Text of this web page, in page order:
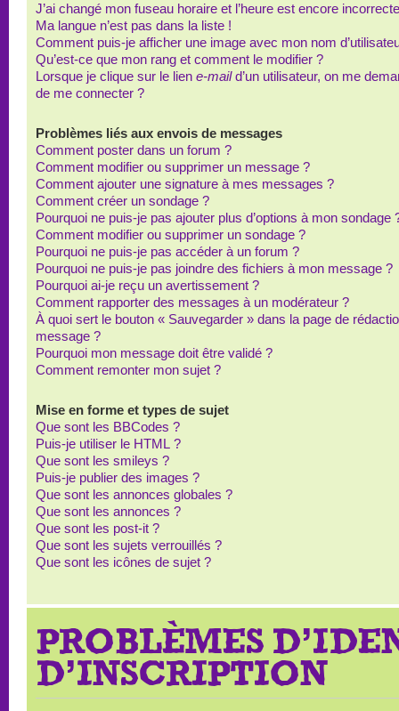
J’ai changé mon fuseau horaire et l’heure est encore
Ma langue n’est pas dans la liste !
Comment puis-je afficher une image avec mon nom
Qu’est-ce que mon rang et comment le modifier ?
Lorsque je clique sur le lien e-maild’un utilisateur, on me
de me connecter ?
Problèmes liés aux envois de messages
Comment poster dans un forum ?
Comment modifier ou supprimer un message ?
Comment ajouter une signature à mes messages ?
Comment créer un sondage ?
Pourquoi ne puis-je pas ajouter plus d’options à mon sondage
Comment modifier ou supprimer un sondage ?
Pourquoi ne puis-je pas accéder à un forum ?
Pourquoi ne puis-je pas joindre des fichiers à mon message ?
Pourquoi ai-je reçu un avertissement ?
Comment rapporter des messages à un modérateur ?
À quoi sert le bouton « Sauvegarder » dans la page de
message ?
Pourquoi mon message doit être validé ?
Comment remonter mon sujet ?
Mise en forme et types de sujet
Que sont les BBCodes ?
Puis-je utiliser le HTML ?
Que sont les smileys ?
Puis-je publier des images ?
Que sont les annonces globales ?
Que sont les annonces ?
Que sont les post-it ?
Que sont les sujets verrouillés ?
Que sont les icônes de sujet ?
PROBLÈMES
D’INSCRIPTION